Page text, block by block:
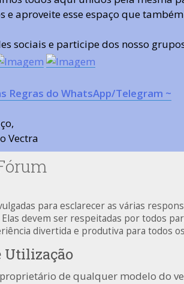
e aproveite esse espaço que também
sociais e participe dos nosso
Regras do WhatsApp/Telegram ~
Vectra
para esclarecer as várias
Elas devem ser respeitadas por todos
divertida e produtiva para todos
Utilização
de qualquer modelo do